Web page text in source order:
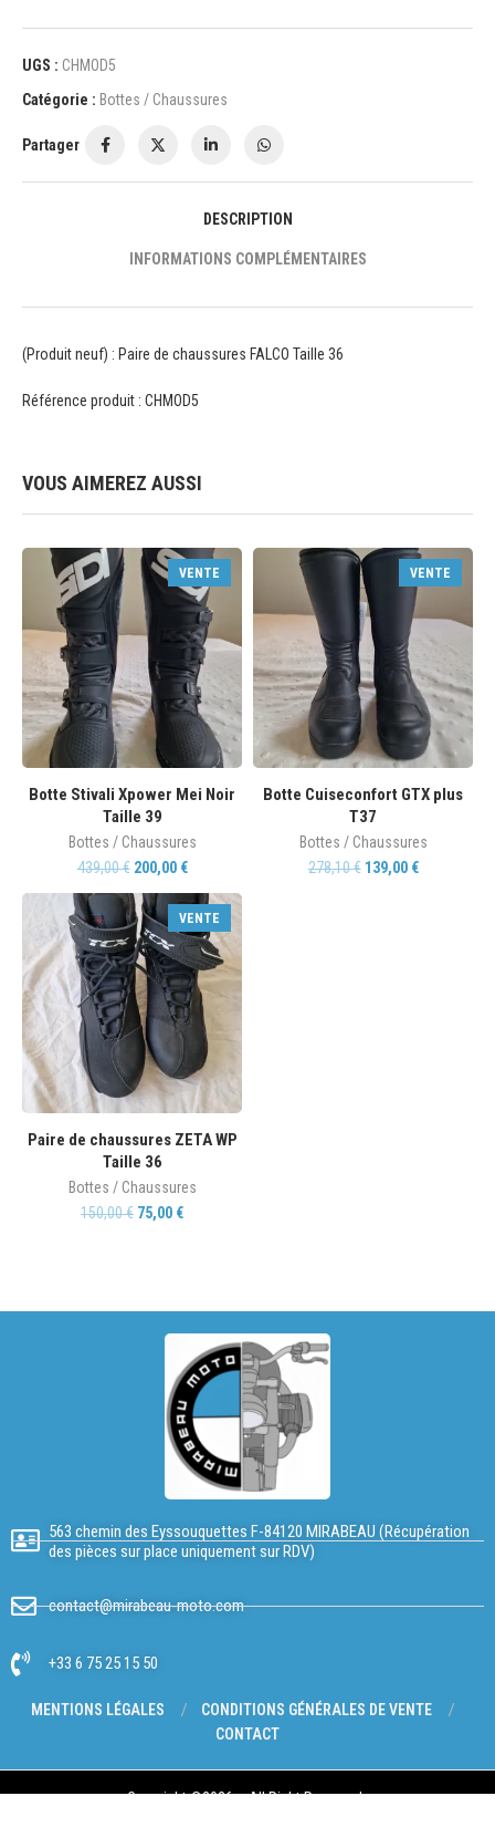
UGS : CHMOD5
Catégorie : Bottes / Chaussures
Partager
DESCRIPTION
INFORMATIONS COMPLÉMENTAIRES
(Produit neuf) : Paire de chaussures FALCO Taille 36
Référence produit : CHMOD5
VOUS AIMEREZ AUSSI
VENTE
Botte Stivali Xpower Mei Noir
Taille 39
Bottes / Chaussures
439,00€ 200,00 €
VENTE
Botte Cuiseconfort GTX plus
T37
Bottes / Chaussures
278,10€ 139,00 €
VENTE
Paire de chaussures ZETA WP
Taille 36
Bottes / Chaussures
150,00€ 75,00 €
563 chemin des Eyssouquettes F-84120 MIRABEAU (Récupération
des pièces sur place uniquement sur RDV)
contact@mirabeau-moto.com
+33 6 75 25 15 50
MENTIONS LÉGALES
CONDITIONS GÉNÉRALES DE VENTE
CONTACT
Copyright @2026 – All Right Reserved.